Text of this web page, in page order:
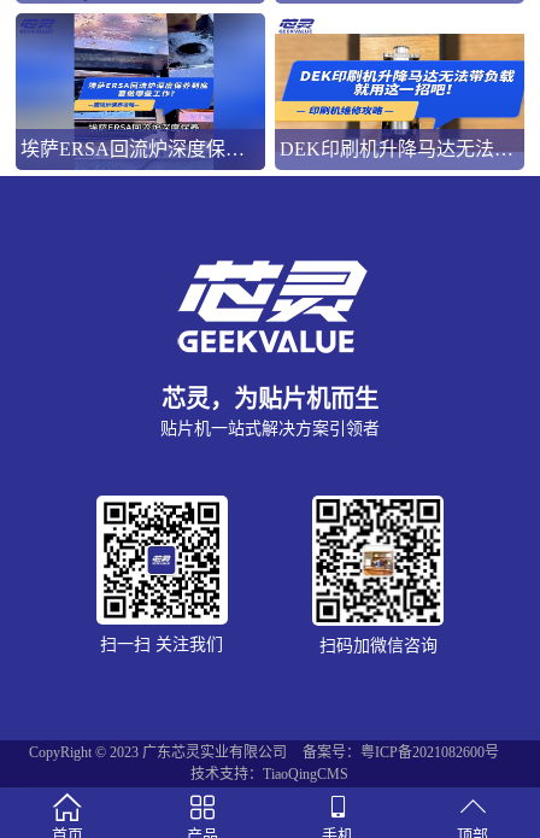
埃萨ERSA回流炉深度保养，到底要做哪些工作？ DEK印刷机升降马达无法带负载就用这一招吧！
芯灵，为贴片机而生
贴片机一站式解决方案引领者
扫一扫 关注我们 扫码加微信咨询
CopyRight © 2023 广东芯灵实业有限公司
备案号：粤ICP备2021082600号
技术支持：TiaoQingCMS